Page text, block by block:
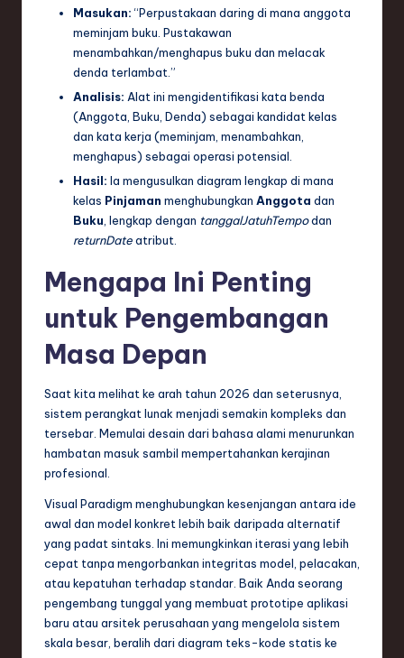
Masukan:“Perpustakaan daring di mana anggota
meminjam buku. Pustakawan
menambahkan/menghapus buku dan melacak
denda terlambat.”
Analisis: Alat ini mengidentifikasi kata benda
(Anggota, Buku, Denda) sebagai kandidat kelas
dan kata kerja (meminjam, menambahkan,
menghapus) sebagai operasi potensial.
Hasil: Ia mengusulkan diagram lengkap di mana
kelas Pinjaman menghubungkan Anggota dan
Buku , lengkap dengan tanggalJatuhTempodan
returnDateatribut.
Mengapa Ini Penting
untuk Pengembangan
Masa Depan
Saat kita melihat ke arah tahun 2026 dan seterusnya,
sistem perangkat lunak menjadi semakin kompleks dan
tersebar. Memulai desain dari bahasa alami menurunkan
hambatan masuk sambil mempertahankan kerajinan
profesional.
Visual Paradigm menghubungkan kesenjangan antara ide
awal dan model konkret lebih baik daripada alternatif
yang padat sintaks. Ini memungkinkan iterasi yang lebih
cepat tanpa mengorbankan integritas model, pelacakan,
atau kepatuhan terhadap standar. Baik Anda seorang
pengembang tunggal yang membuat prototipe aplikasi
baru atau arsitek perusahaan yang mengelola sistem
skala besar, beralih dari diagram teks-kode statis ke